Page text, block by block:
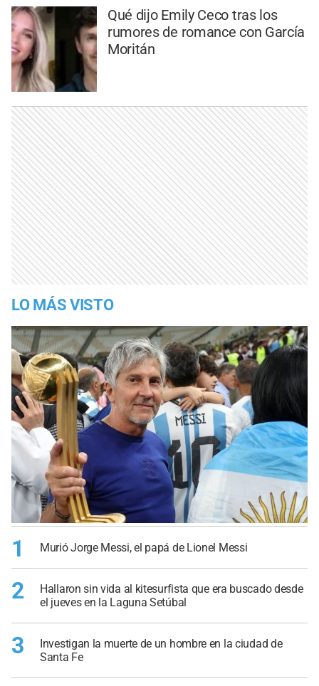
Qué dijo Emily Ceco tras los
rumores de romance con García
Moritán
LO MÁS VISTO
1 Murió Jorge Messi, el papá de Lionel Messi
2
Hallaron sin vida al kitesurfista que era buscado desde
el jueves en la Laguna Setúbal
3
Investigan la muerte de un hombre en la ciudad de
Santa Fe